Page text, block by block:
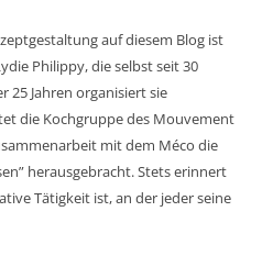
auf diesem Blog ist
Philippy, die selbst seit 30
25 Jahren organisiert sie
die Kochgruppe des Mouvement
mit dem Méco die
herausgebracht. Stets erinnert
Tätigkeit ist, an der jeder seine